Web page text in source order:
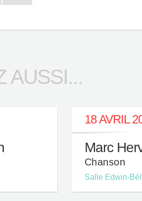
AUSSI...
18 AVRIL
Marc
Chanson
Salle Edwin-